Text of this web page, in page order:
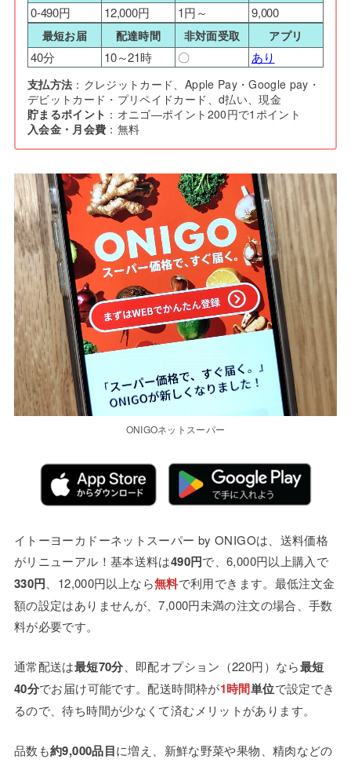
0-490円 12,000円 1円～ 9,000
最短お届 配達時間 非対面受取 アプリ
40分 10～21時 〇 あり
支払方法 ：クレジットカード、Apple Pay・Google pay・
デビットカード・プリペイドカード、d払い、現金
貯まるポイント ：オニゴ―ポイント200円で1ポイント
入会金・月会費 ：無料
ONIGOネットスーパー
イトーヨーカドーネットスーパー by ONIGOは、送料価格
がリニューアル！基本送料は490円で、6,000円以上購入で
330円、12,000円以上なら無料で利用できます。最低注文金
額の設定はありませんが、7,000円未満の注文の場合、手数
料が必要です。
通常配送は最短70分、即配オプション（220円）なら最短
40分でお届け可能です。配送時間枠が1時間単位で設定でき
るので、待ち時間が少なくて済むメリットがあります。
品数も約9,000品目に増え、新鮮な野菜や果物、精肉などの